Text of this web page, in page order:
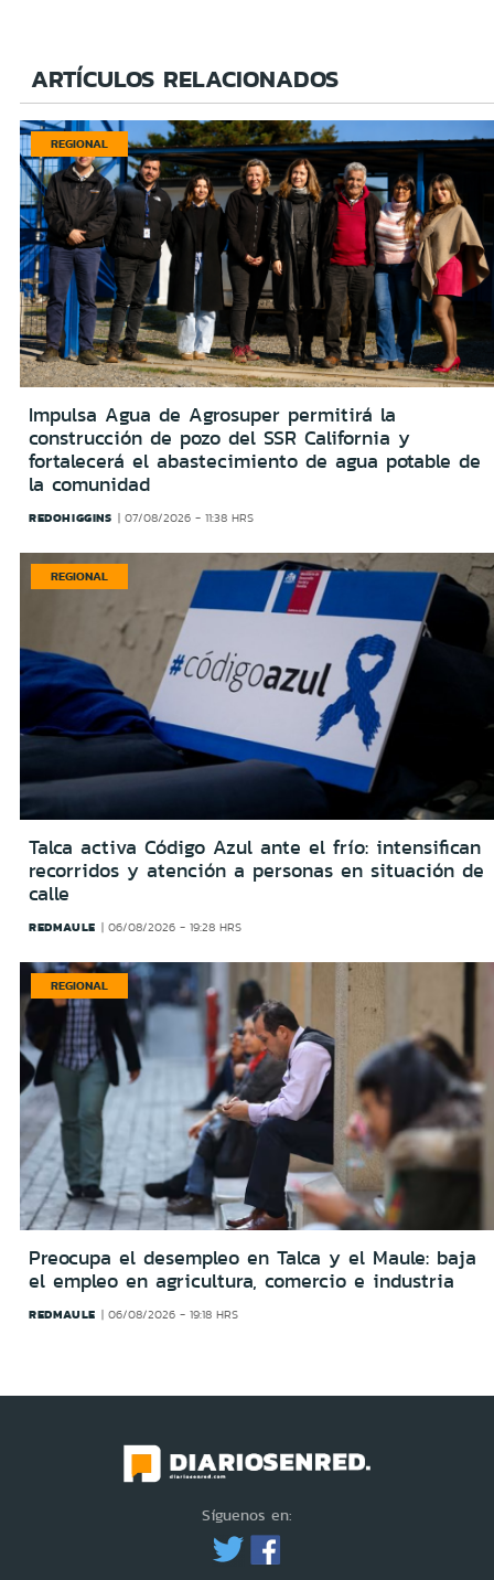
ARTÍCULOS RELACIONADOS
REGIONAL
Impulsa Agua de Agrosuper permitirá la
construcción de pozo del SSR California y
fortalecerá el abastecimiento de agua potable de
la comunidad
REDOHIGGINS 07/08/2026 - 11:38 HRS
REGIONAL
Talca activa Código Azul ante el frío: intensifican
recorridos y atención a personas en situación de
calle
REDMAULE 06/08/2026 - 19:28 HRS
REGIONAL
Preocupa el desempleo en Talca y el Maule: baja
el empleo en agricultura, comercio e industria
REDMAULE 06/08/2026 - 19:18 HRS
Síguenos en: